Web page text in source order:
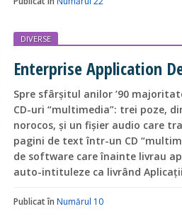
DIVERSE
Enterprise Application
Spre sfârșitul anilor ’90
CD-uri “multimedia”: trei poze,
norocos, și un fișier audio care
pagini de text într-un CD
de software care înainte livrau
auto-intituleze ca livrând
Publicat în Numărul 10